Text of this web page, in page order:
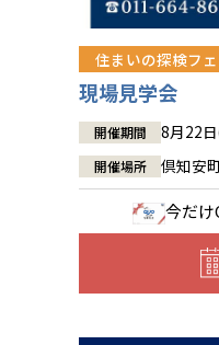
住まいの探検フ
現場見学会
開催期間 8月22日
開催場所 倶知安
今だけ